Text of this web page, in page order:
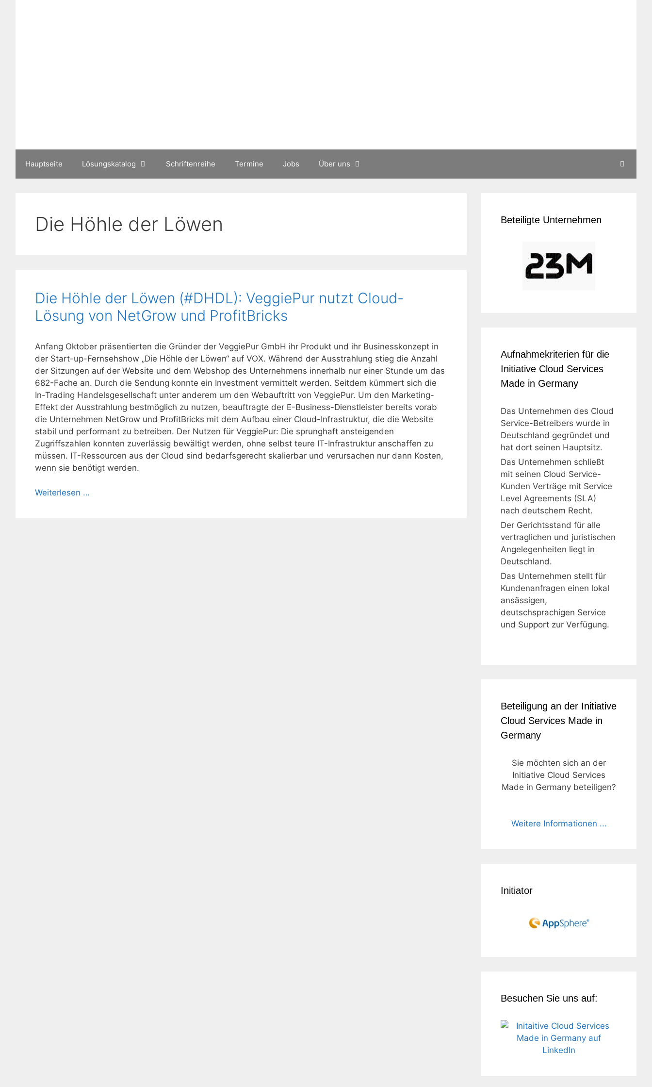
Hauptseite Lösungskatalog Schriftenreihe Termine Jobs Über uns
Die Höhle der Löwen
Die Höhle der Löwen (#DHDL): VeggiePur nutzt Cloud-
Lösung von NetGrow und ProfitBricks
Anfang Oktober präsentierten die Gründer der VeggiePur GmbH ihr Produkt und ihr Businesskonzept in
der Start-up-Fernsehshow „Die Höhle der Löwen“ auf VOX. Während der Ausstrahlung stieg die Anzahl
der Sitzungen auf der Website und dem Webshop des Unternehmens innerhalb nur einer Stunde um das
682-Fache an. Durch die Sendung konnte ein Investment vermittelt werden. Seitdem kümmert sich die
In-Trading Handelsgesellschaft unter anderem um den Webauftritt von VeggiePur. Um den Marketing-
Effekt der Ausstrahlung bestmöglich zu nutzen, beauftragte der E-Business-Dienstleister bereits vorab
die Unternehmen NetGrow und ProfitBricks mit dem Aufbau einer Cloud-Infrastruktur, die die Website
stabil und performant zu betreiben. Der Nutzen für VeggiePur: Die sprunghaft ansteigenden
Zugriffszahlen konnten zuverlässig bewältigt werden, ohne selbst teure IT-Infrastruktur anschaffen zu
müssen. IT-Ressourcen aus der Cloud sind bedarfsgerecht skalierbar und verursachen nur dann Kosten,
wenn sie benötigt werden.
Weiterlesen …
Beteiligte Unternehmen
Aufnahmekriterien für die
Initiative Cloud Services
Made in Germany
Das Unternehmen des Cloud
Service-Betreibers wurde in
Deutschland gegründet und
hat dort seinen Hauptsitz.
Das Unternehmen schließt
mit seinen Cloud Service-
Kunden Verträge mit Service
Level Agreements (SLA)
nach deutschem Recht.
Der Gerichtsstand für alle
vertraglichen und juristischen
Angelegenheiten liegt in
Deutschland.
Das Unternehmen stellt für
Kundenanfragen einen lokal
ansässigen,
deutschsprachigen Service
und Support zur Verfügung.
Beteiligung an der Initiative
Cloud Services Made in
Germany
Sie möchten sich an der
Initiative Cloud Services
Made in Germany beteiligen?
Weitere Informationen ...
Initiator
Besuchen Sie uns auf: